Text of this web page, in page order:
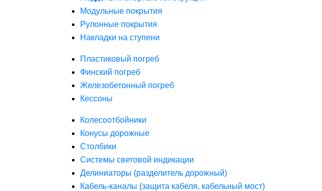
Модульные покрытия
Рулонные покрытия
Накладки на ступени
Пластиковый погреб
Финский погреб
Железобетонный погреб
Кессоны
Колесоотбойники
Конусы дорожные
Столбики
Системы световой индикации
Делиниаторы (разделитель дорожный)
Кабель-каналы (защита кабеля, кабельный мост)